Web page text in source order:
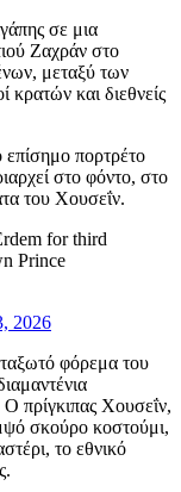
σε μια
Ζαχράν στο
μεταξύ των
και διεθνείς
επίσημο πορτρέτο
στο φόντο, στο
του Χουσεΐν.
for third
Prince
2026
φόρεμα του
Ο πρίγκιπας Χουσεΐν,
σκούρο κοστούμι,
το εθνικό